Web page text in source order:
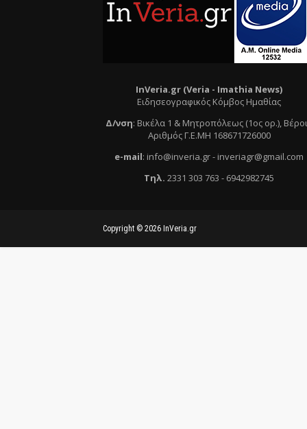
InVeria.gr (Veria - Ιmathia News)
Ειδησεογραφικός Κόμβος Ημαθίας
Δ/νση: Βικέλα 1 & Μητροπόλεως (1ος ορ.),
Αριθμός Γ.Ε.ΜΗ 168671726000
e-mail: info@inveria.gr- inveriagr@gmail.com
Τηλ. 2331 303 763 - 6942982745
Copyright © 2026 InVeria.gr